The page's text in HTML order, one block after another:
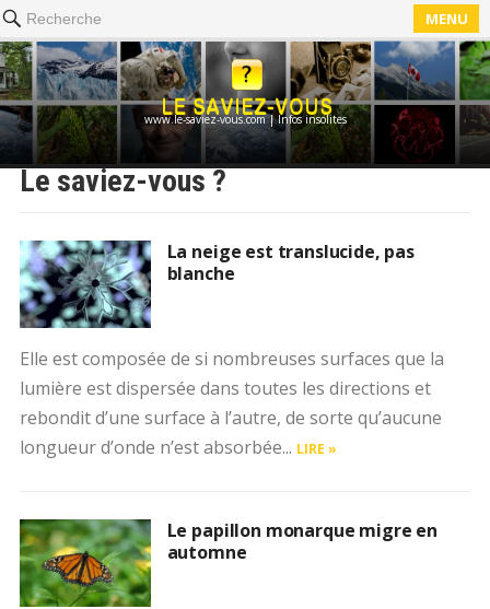
Recherche MENU
www.le-saviez-vous.com | Infos insolites
Le saviez-vous ?
La neige est translucide, pas
blanche
Elle est composée de si nombreuses surfaces que la
lumière est dispersée dans toutes les directions et
rebondit d’une surface à l’autre, de sorte qu’aucune
longueur d’onde n’est absorbée... LIRE »
Le papillon monarque migre en
automne